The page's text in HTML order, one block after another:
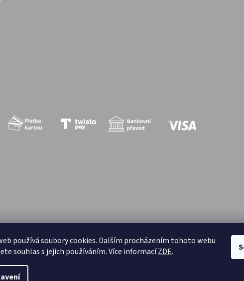
používá soubory cookies. Dalším procházením tohoto webu
souhlas s jejich používáním. Více informacíZDE.